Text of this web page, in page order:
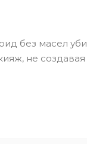
без масел
не